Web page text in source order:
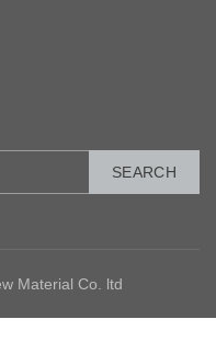
SEARCH
Material Co. ltd